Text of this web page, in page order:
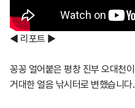
◀ 리포트 ▶
꽁꽁 얼어붙은 평창 진부 오대천이
거대한 얼음 낚시터로 변했습니다.